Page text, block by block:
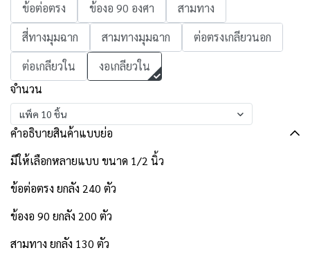
ข้อต่อตรง
ข้องอ 90 องศา
สามทาง
สี่ทางมุมฉาก
สามทางมุมฉาก
ต่อตรงเกลียวนอก
ต่อเกลียวใน
งอเกลียวใน
จำนวน
แพ็ค 10 ชิ้น
คำอธิบายสินค้าแบบย่อ
มีให้เลือกหลายแบบ ขนาด 1/2 นิ้ว
ข้อต่อตรง ยกลัง 240 ตัว
ข้องอ 90 ยกลัง 200 ตัว
สามทาง ยกลัง 130 ตัว